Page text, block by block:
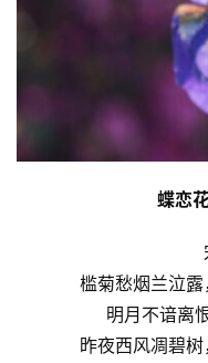
蝶恋
槛菊愁烟兰泣露
明月不谙离
昨夜西风凋碧树